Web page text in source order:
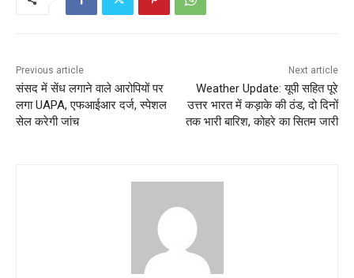
Previous article
संसद में सेंध लगाने वाले आरोपियों पर
लगा UAPA, एफआईआर दर्ज, स्‍पेशल
सेल करेगी जांच
Next article
Weather Update: यूपी सहित पूरे
उत्तर भारत में कड़ाके की ठंड, दो दिनों
तक भारी बारिश, कोहरे का सितम जारी